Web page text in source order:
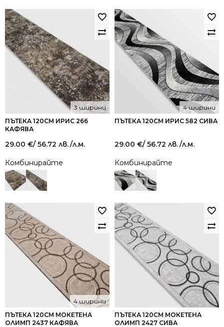
ПЪТЕКА 120СМ ИРИС 266
КАФЯВА
3 ширини
29.00 €/ 56.72 лв./л.м.
Комбинирайте
ПЪТЕКА 120СМ ИРИС 582 СИВА
4 ширини
29.00 €/ 56.72 лв./л.м.
Комбинирайте
ПЪТЕКА 120СМ МОКЕТЕНА
ОЛИМП 2437 КАФЯВА
4 ширини
ПЪТЕКА 120СМ МОКЕТЕНА
ОЛИМП 2427 СИВА